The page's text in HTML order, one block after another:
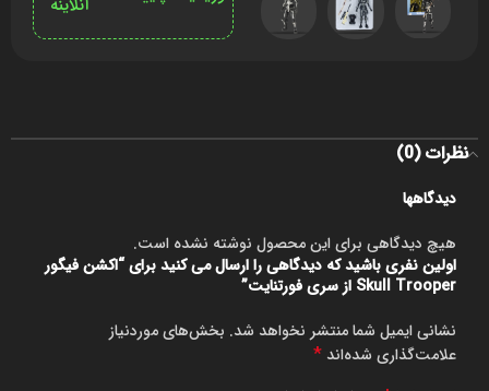
نظرات (0)
دیدگاهها
هیچ دیدگاهی برای این محصول نوشته نشده است.
اولین نفری باشید که دیدگاهی را ارسال می کنید برای “اکشن فیگور
Skull Trooper از سری فورتنایت”
نشانی ایمیل شما منتشر نخواهد شد. بخش‌های موردنیاز
علامت‌گذاری شده‌اند *